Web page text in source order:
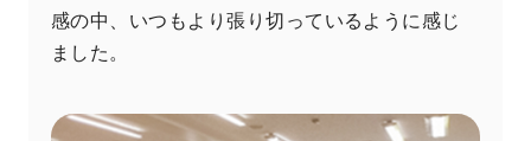
感の中、いつもより張り切っているように感じ
ました。